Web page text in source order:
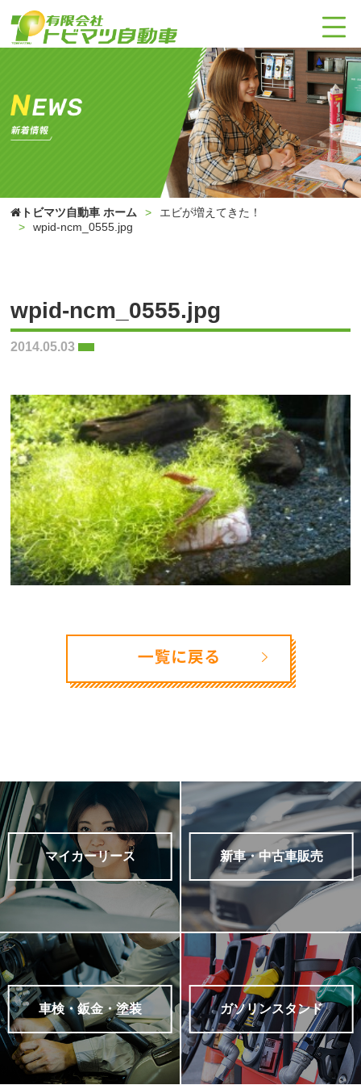
トビマツ自動車 ホーム
エビが増えてきた！
wpid-ncm_0555.jpg
wpid-ncm_0555.jpg
2014.05.03